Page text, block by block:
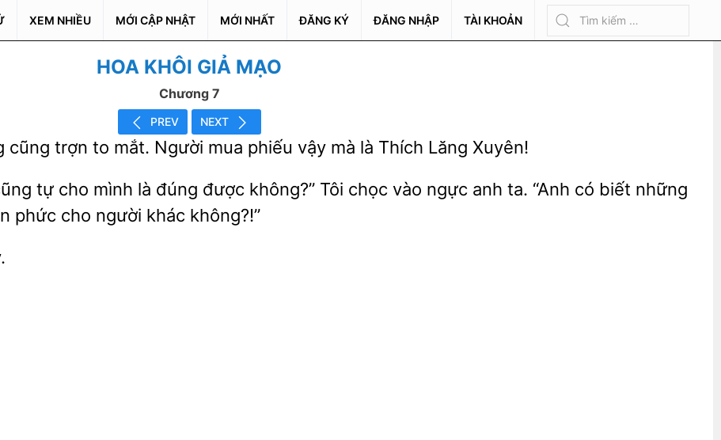
XEM NHIỀU MỚI CẬP NHẬT MỚI NHẤT ĐĂNG KÝ ĐĂNG NHẬP TÀI KHOẢN
HOA KHÔI GIẢ MẠO
Chương 7
PREV NEXT
trợn to mắt. Người mua mà là Thích Lăng Xuyên!
tự mình là đúng được không?” Tôi chọc vào ngực anh ta. “Anh
biết những
phức cho người khác không?!”